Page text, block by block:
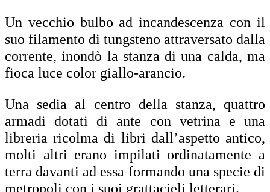
Un vecchio bulbo ad incandescenza con il
suo filamento di tungsteno attraversato dalla
corrente, inondò la stanza di una calda, ma
fioca luce color giallo-arancio.
Una sedia al centro della stanza, quattro
armadi dotati di ante con vetrina e una
libreria ricolma di libri dall’aspetto antico,
molti altri erano impilati ordinatamente a
terra davanti ad essa formando una specie di
metropoli con i suoi grattacieli letterari.